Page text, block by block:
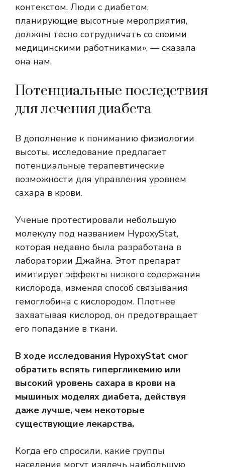
контекстом. Люди с диабетом,
планирующие высотные мероприятия,
должны тесно сотрудничать со своими
медицинскими работниками», — сказала
она нам.
Потенциальные последствия
для лечения диабета
В дополнение к пониманию физиологии
высоты, исследование предлагает
потенциальные терапевтические
возможности для управления уровнем
сахара в крови.
Ученые протестировали небольшую
молекулу под названием HypoxyStat,
которая недавно была разработана в
лаборатории Джайна. Этот препарат
имитирует эффекты низкого содержания
кислорода, изменяя способ связывания
гемоглобина с кислородом. Плотнее
захватывая кислород, он предотвращает
его попадание в ткани.
В ходе исследования HypoxyStat смог
обратить вспять гипергликемию или
высокий уровень сахара в крови на
мышиных моделях диабета, действуя
даже лучше, чем некоторые
существующие лекарства.
Когда его спросили, какие группы
населения могут извлечь наибольшую